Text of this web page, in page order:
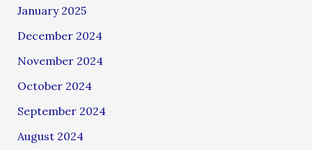
January 2025
December 2024
November 2024
October 2024
September 2024
August 2024